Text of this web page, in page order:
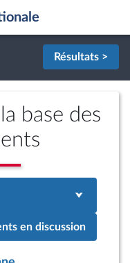
Résultats >
base des
en discussion